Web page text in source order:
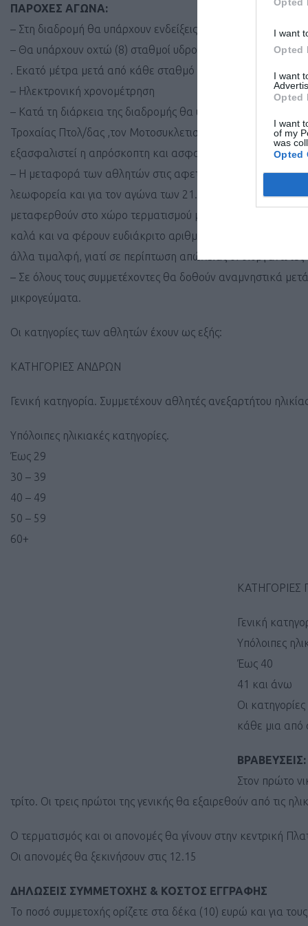
I want
Opted
I want
Opted
I want
of my
was
Opted
ΠΑΡΟΧΕΣ ΑΓΩΝΑ:
– Στη διαδρομή θα υπάρχουν ενδείξεις ανά χιλιόμετρο.
– Θα υπάρχουν οχτώ (8) σταθμοί υδροδοσίας-τροφοδοσίας.
. Εκατό μέτρα μετά από κάθε σταθμό θα υπάρχουν χώροι
– Ηλεκτρονική χρονομέτρηση
– Κατά τη διάρκεια της διαδρομής θα υπάρχει κινητή
Τροχαίας Πτολ/δας ,τον Μοτοσυκλετιστικό όμιλο
εξασφαλιστεί η απρόσκοπτη και ασφαλής κίνηση των
– Η μεταφορά των αθλητών στις αφετηρίες θα γίνει με
λεωφορεία και για τον αγώνα των 21.1 χλ και 09:15 για
μεταφερθούν στο χώρο τερματισμού με ευθύνη των
καλά και να φέρουν ευδιάκριτο αριθμό αναγνώρισης.
άλλα τιμαλφή, γιατί σε περίπτωση απώλειας οι
– Σε όλους τους συμμετέχοντες θα δοθούν αναμνηστικά
μικρογεύματα.
Οι κατηγορίες των αθλητών έχουν ως εξής:
ΚΑΤΗΓΟΡΙΕΣ ΑΝΔΡΩΝ
Γενική κατηγορία. Συμμετέχουν αθλητές ανεξαρτήτου
Υπόλοιπες ηλικιακές κατηγορίες.
Έως 29
30 – 39
40 – 49
50 – 59
60+
ΚΑΤΗΓΟΡΙΕΣ
Γενική
Υπόλοιπες
Έως 40
41 και άνω
Οι
κάθε μια από
ΒΡΑΒΕΥΣΕΙΣ:
Στον πρώτο
τρίτο. Οι τρεις πρώτοι της γενικής θα εξαιρεθούν από τις
Ο τερματισμός και οι απονομές θα γίνουν στην κεντρική
Οι απονομές θα ξεκινήσουν στις 12.15
ΔΗΛΩΣΕΙΣ ΣΥΜΜΕΤΟΧΗΣ & ΚΟΣΤΟΣ ΕΓΓΡΑΦΗΣ
Το ποσό συμμετοχής ορίζετε στα δέκα (10) ευρώ και για